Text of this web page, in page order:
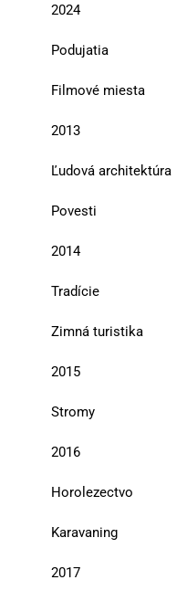
2024
Podujatia
Filmové miesta
2013
Ľudová architektúra
Povesti
2014
Tradície
Zimná turistika
2015
Stromy
2016
Horolezectvo
Karavaning
2017